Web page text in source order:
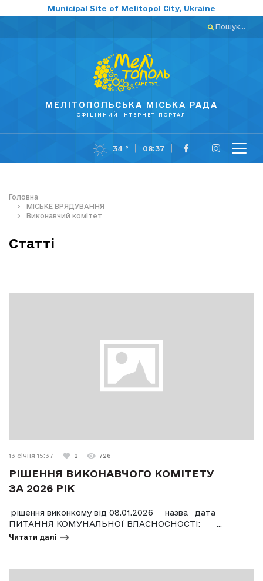
Municipal Site of Melitopol City, Ukraine
Пошук...
МЕЛІТОПОЛЬСЬКА МІСЬКА РАДА
ОФІЦІЙНИЙ ІНТЕРНЕТ-ПОРТАЛ
34 ° 08:37
Головна
МІСЬКЕ ВРЯДУВАННЯ
Виконавчий комітет
Статті
13 січня 15:37 2 726
РІШЕННЯ ВИКОНАВЧОГО КОМІТЕТУ
ЗА 2026 РІК
рішення виконкому від 08.01.2026 назва дата
ПИТАННЯ КОМУНАЛЬНОЇ ВЛАСНОСНОСТІ: ...
Читати далі